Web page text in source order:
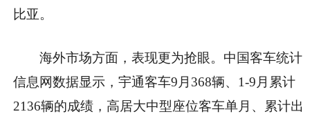
比亚。
海外市场方面，表现更为抢眼。中国客车统计
信息网数据显示，宇通客车9月368辆、1-9月累计
2136辆的成绩，高居大中型座位客车单月、累计出